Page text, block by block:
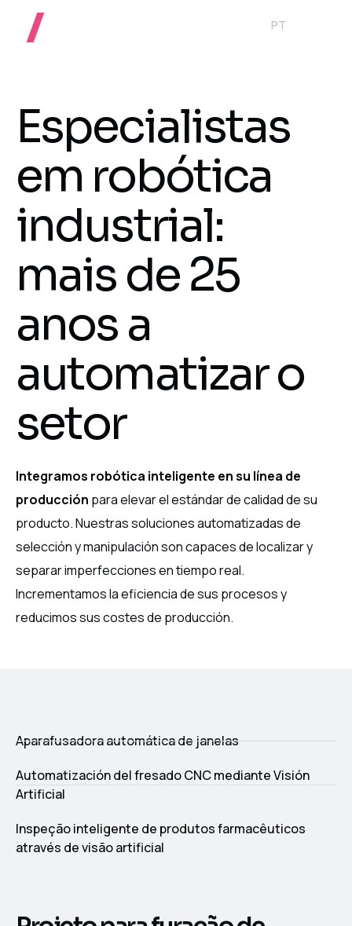
Especialistas
em robótica
industrial:
mais de 25
anos a
automatizar o
setor
Integramos robótica inteligente en su línea de
producción para elevar el estándar de calidad de su
producto. Nuestras soluciones automatizadas de
selección y manipulación son capaces de localizar y
separar imperfecciones en tiempo real.
Incrementamos la eficiencia de sus procesos y
reducimos sus costes de producción.
Aparafusadora automática de janelas
Automatización del fresado CNC mediante Visión
Artificial
Inspeção inteligente de produtos farmacêuticos
através de visão artificial
PT